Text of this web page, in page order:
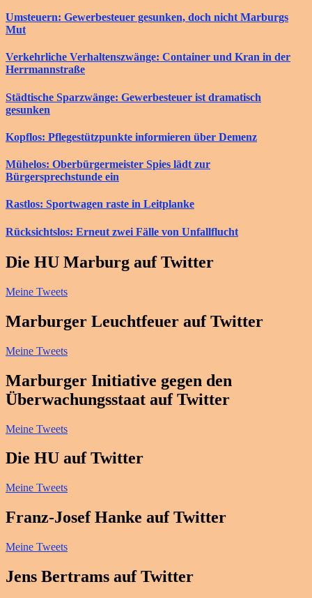
Umsteuern: Gewerbesteuer gesunken, doch nicht Marburgs
Mut
Verkehrliche Verhaltenszwänge: Container und Kran in der
Herrmannstraße
Städtische Sparzwänge: Gewerbesteuer ist dramatisch
gesunken
Kopflos: Pflegestützpunkte informieren über Demenz
Mühelos: Oberbürgermeister Spies lädt zur
Bürgersprechstunde ein
Rastlos: Sportwagen raste in Leitplanke
Rücksichtslos: Erneut zwei Fälle von Unfallflucht
Die HU Marburg auf Twitter
Meine Tweets
Marburger Leuchtfeuer auf Twitter
Meine Tweets
Marburger Initiative gegen den
Überwachungsstaat auf Twitter
Meine Tweets
Die HU auf Twitter
Meine Tweets
Franz-Josef Hanke auf Twitter
Meine Tweets
Jens Bertrams auf Twitter